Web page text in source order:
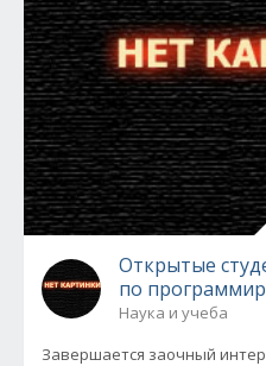
Открытые
по
Наука и учеба
Завершается заочный